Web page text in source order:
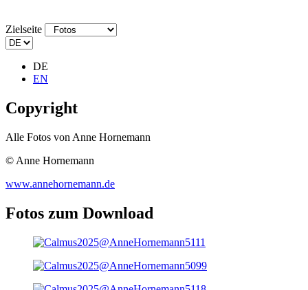
Zielseite
DE
EN
Copyright
Alle Fotos von Anne Hornemann
© Anne Hornemann
www.annehornemann.de
Fotos zum Download